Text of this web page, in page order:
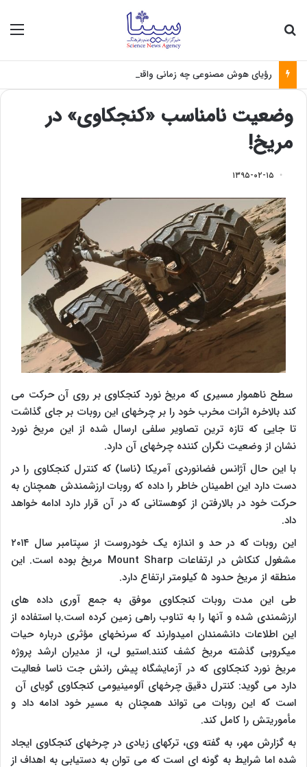
رؤیای هوش مصنوعی چه زمانی واقعی می‌شود؟
وضعیت نامناسب «کنجکاوی» در
مریخ!
۱۳۹۵-۰۲-۱۵
سطح ناهموار مسیری که مریخ نورد کنجکاوی بر روی آن حرکت می
کند بالاخره اثرات مخرب خود را بر چرخهای این روبات بر جای گذاشت
تا جایی که تازه ترین تصاویر سلفی ارسال شده از این مریخ نورد
نشان از وضعیت نگران کننده چرخهای آن دارد.
با این حال آژانس فضانوردی آمریکا (ناسا) که کنترل کنجکاوی را در
دست دارد این اطمینان خاطر را داده که روبات ارزشمندش همچنان به
حرکت خود در بالارفتن از کوهستانی که در آن قرار دارد ادامه خواهد
داد.
این روبات که در حد و اندازه یک خودروست از سپتامبر سال ۲۰۱۴
مشغول کنکاش در ارتفاعات Mount Sharp مریخ بوده است. این
منطقه از مریخ حدود ۵ کیلومتر ارتفاع دارد.
طی این مدت روبات کنجکاوی موفق به جمع آوری داده های
ارزشمندی شده و آنها را به تناوب راهی زمین کرده است.با استفاده از
این اطلاعات دانشمندان امیدوارند که سرنخهای مؤثری درباره حیات
میکروبی گذشته مریخ کشف کنند.استیو لی، از مدیران ارشد پروژه
مریخ نورد کنجکاوی که در آزمایشگاه پیش رانش جت ناسا فعالیت
دارد می گوید: کنترل دقیق چرخهای آلومینیومی کنجکاوی گویای آن
است که این روبات می تواند همچنان به مسیر خود ادامه داد و
مأموریتش را کامل کند.
به گزارش مهر، به گفته وی، ترکهای زیادی در چرخهای کنجکاوی ایجاد
شده اما شرایط به گونه ای است که می توان به دستیابی به اهداف از